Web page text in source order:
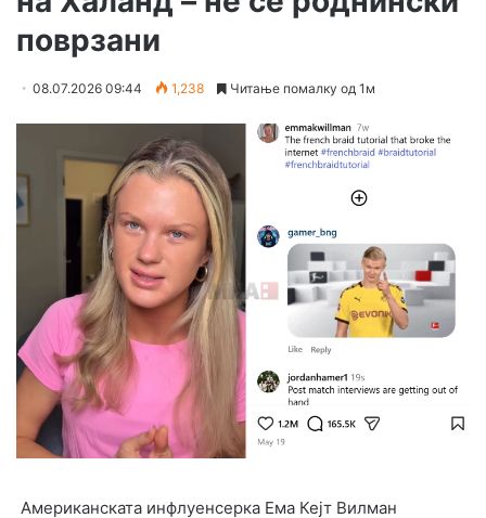
поврзани
08.07.2026 09:44 1,238 Читање помалку од 1м
Американската инфлуенсерка Ема Кејт Вилман